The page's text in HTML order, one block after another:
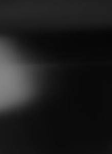
01 mars 2019